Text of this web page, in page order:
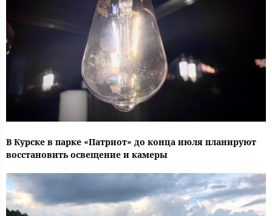
В Курске в парке «Патриот» до конца июля планируют
восстановить освещение и камеры